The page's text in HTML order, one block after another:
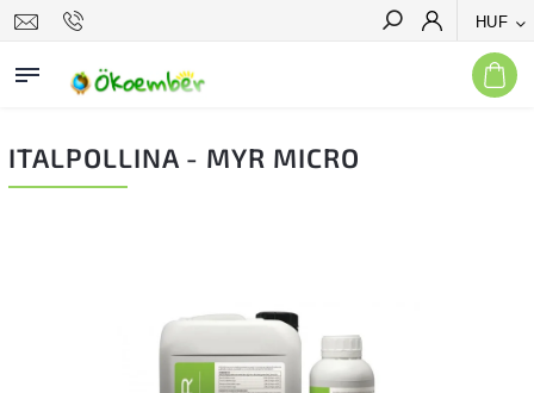
HUF
Keresés
ITALPOLLINA - MYR MICRO